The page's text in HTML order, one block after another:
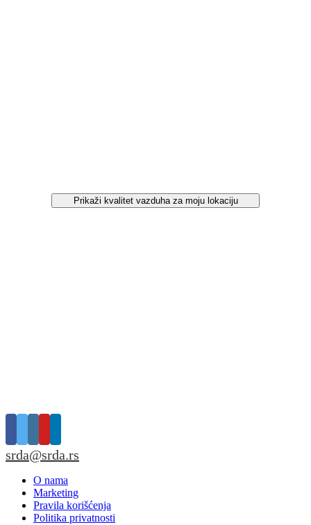
Prikaži kvalitet vazduha za moju lokaciju
srda@srda.rs
O nama
Marketing
Pravila korišćenja
Politika privatnosti